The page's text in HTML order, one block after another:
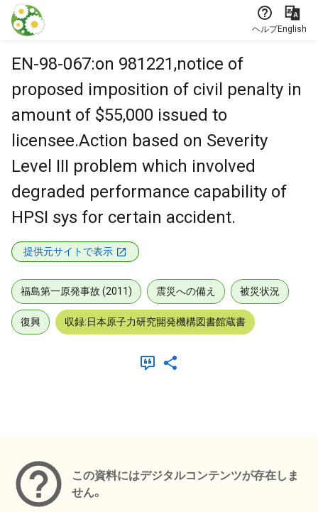
本文に飛ぶ
ヘルプEnglish
EN-98-067:on 981221,notice of
proposed imposition of civil penalty in
amount of $55,000 issued to
licensee.Action based on Severity
Level III problem which involved
degraded performance capability of
HPSI sys for certain accident.
提供元サイトで表示
福島第一原発事故 (2011) 震災への備え 被災状況
復興 収録:日本原子力研究開発機構図書館蔵書
この資料にはデジタルコンテンツが存在しま
せん。